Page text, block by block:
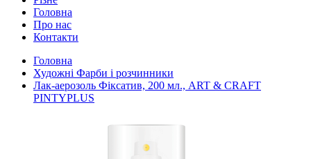
Головна
Про нас
Контакти
Головна
Художні Фарби і розчинники
Лак-аерозоль Фіксатив, 200 мл., ART & CRAFT
PINTYPLUS